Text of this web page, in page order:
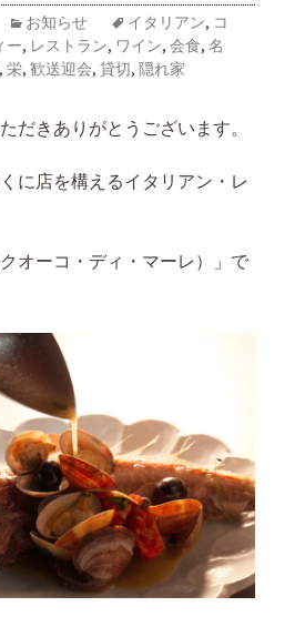
お知らせ イタリアン, コ
ー, レストラン, ワイン, 会食, 名
, 栄, 歓送迎会, 貸切, 隠れ家
だきありがとうございます。
に店を構えるイタリアン・レ
クオーコ・ディ・マーレ）」で